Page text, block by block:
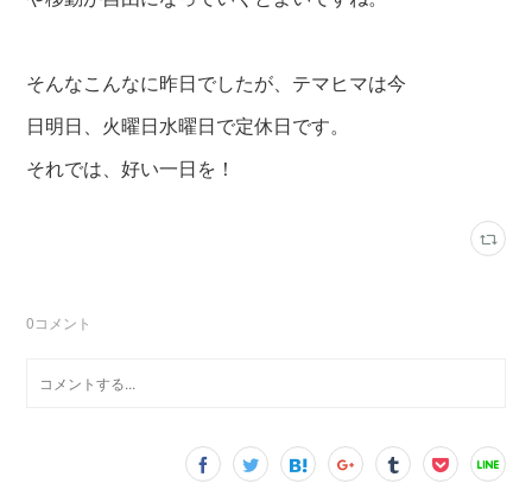
そんなこんなに昨日でしたが、テマヒマは今
日明日、火曜日水曜日で定休日です。
それでは、好い一日を！
0コメント